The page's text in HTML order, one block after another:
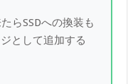
らSSDへの換装も
として追加する